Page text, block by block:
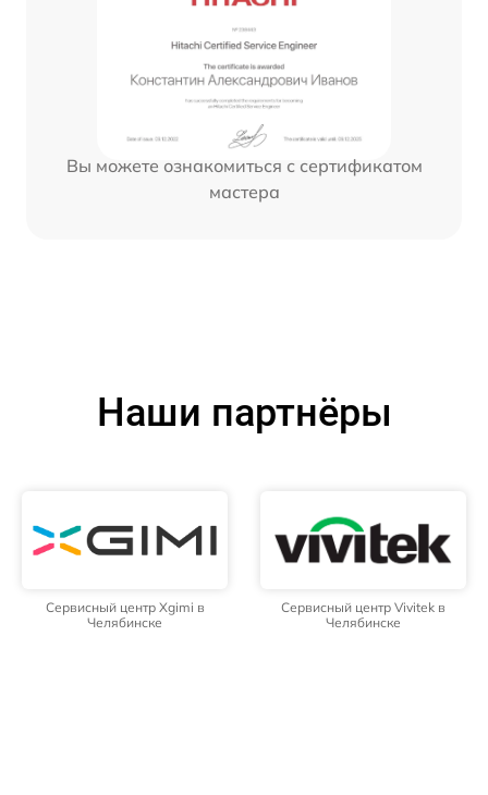
Вы можете ознакомиться с сертификатом
мастера
Наши партнёры
Сервисный центр Xgimi в
Челябинске
Сервисный центр Vivitek в
Челябинске